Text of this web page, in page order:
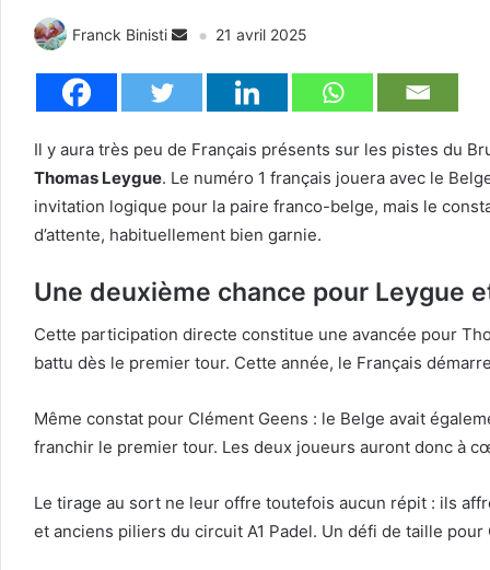
Franck Binisti 21 avril 2025
Il y aura très peu de Français présents sur les pistes du
Thomas Leygue. Le numéro 1 français jouera avec le
invitation logique pour la paire franco-belge, mais le
d’attente, habituellement bien garnie.
Une deuxième chance pour Leygue
Cette participation directe constitue une avancée pour
battu dès le premier tour. Cette année, le Français
Même constat pour Clément Geens : le Belge avait
franchir le premier tour. Les deux joueurs auront donc à
Le tirage au sort ne leur offre toutefois aucun répit : ils
et anciens piliers du circuit A1 Padel. Un défi de taille